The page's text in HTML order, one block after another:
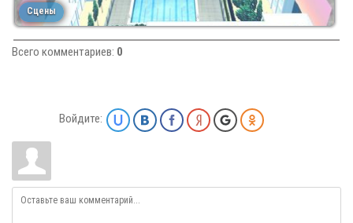
Сцены
Всего комментариев: 0
Войдите: